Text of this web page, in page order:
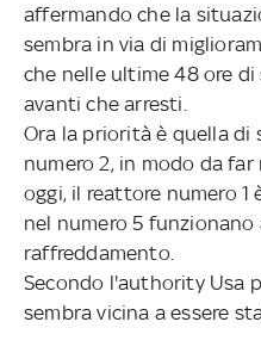
affermando che la
sembra in via di
che nelle ultime 48 ore
avanti che arresti.
Ora la priorità è quella di
numero 2, in modo da
oggi, il reattore numero
nel numero 5 funzionano
raffreddamento.
Secondo l'authority Usa
sembra vicina a essere